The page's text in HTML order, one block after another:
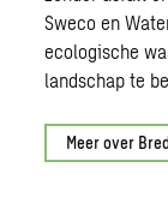
Sweco en
ecologische
landschap te
Meer over